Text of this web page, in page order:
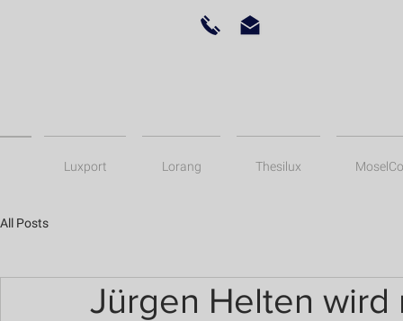
Luxport Lorang Thesilux
All Posts
Jürgen Helten wird